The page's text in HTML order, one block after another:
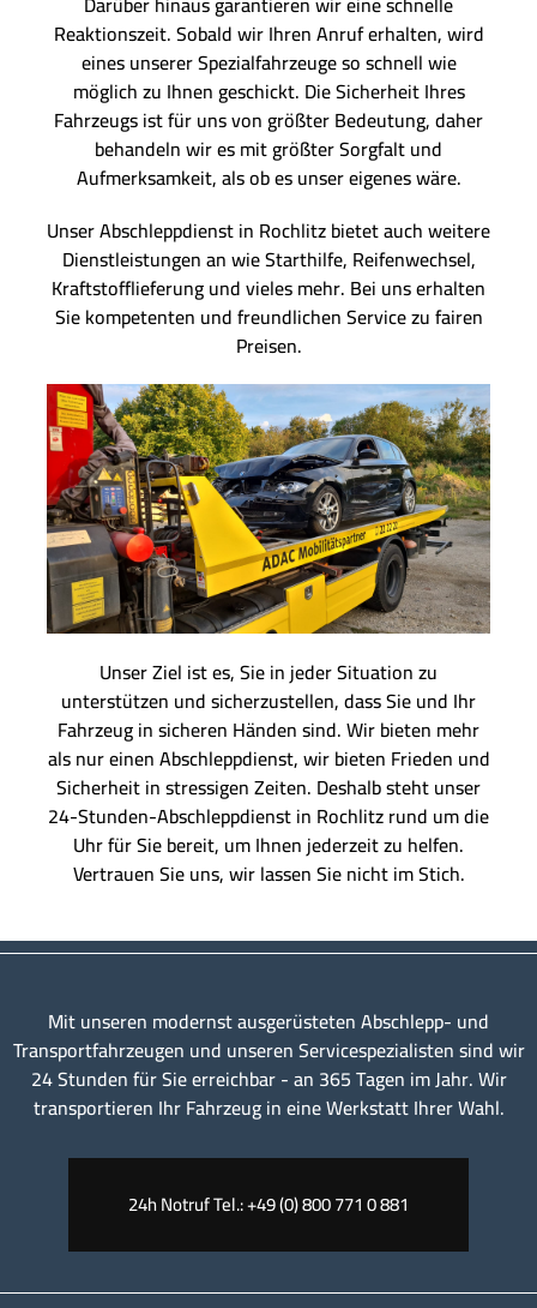
Reaktionszeit. Sobald wir Ihren Anruf erhalten, wird
eines unserer Spezialfahrzeuge so schnell wie
möglich zu Ihnen geschickt. Die Sicherheit Ihres
Fahrzeugs ist für uns von größter Bedeutung, daher
behandeln wir es mit größter Sorgfalt und
Aufmerksamkeit, als ob es unser eigenes wäre.
Unser Abschleppdienst in Rochlitz bietet auch weitere
Dienstleistungen an wie Starthilfe, Reifenwechsel,
Kraftstofflieferung und vieles mehr. Bei uns erhalten
Sie kompetenten und freundlichen Service zu fairen
Preisen.
Unser Ziel ist es, Sie in jeder Situation zu
unterstützen und sicherzustellen, dass Sie und Ihr
Fahrzeug in sicheren Händen sind. Wir bieten mehr
als nur einen Abschleppdienst, wir bieten Frieden und
Sicherheit in stressigen Zeiten. Deshalb steht unser
24-Stunden-Abschleppdienst in Rochlitz rund um die
Uhr für Sie bereit, um Ihnen jederzeit zu helfen.
Vertrauen Sie uns, wir lassen Sie nicht im Stich.
Mit unseren modernst ausgerüsteten Abschlepp- und
Transportfahrzeugen und unseren Servicespezialisten sind wir
24 Stunden für Sie erreichbar - an 365 Tagen im Jahr. Wir
transportieren Ihr Fahrzeug in eine Werkstatt Ihrer Wahl.
24h Notruf Tel.: +49 (0) 800 771 0 881